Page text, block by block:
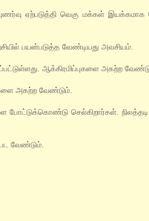
ஏற்படுத்தி வெகு மக்கள்
பயன்படுத்த வேண்டியது அவசியம்.
ஆக்கிரமிப்புகளை அகற்ற
அகற்ற வேண்டும்.
போட்டுக்கொண்டு செல்கிறார்கள்.
வேண்டும்.